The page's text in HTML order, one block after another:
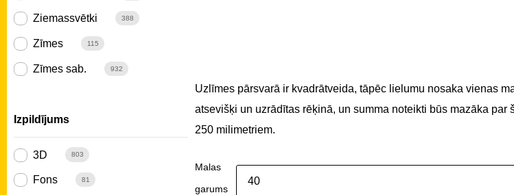
Ziemassvētki 388
Zīmes 115
Zīmes sab. 932
Izpildījums
3D 803
Fons 81
Uzlīmes pārsvarā ir kvadrātveida, tāpēc lielumu nosaka vienas
atsevišķi un uzrādītas rēķinā, un summa noteikti būs mazāka
250 milimetriem.
Malas
garums